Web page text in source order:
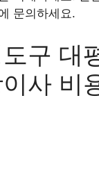
문의하세요.
구 대
사 비